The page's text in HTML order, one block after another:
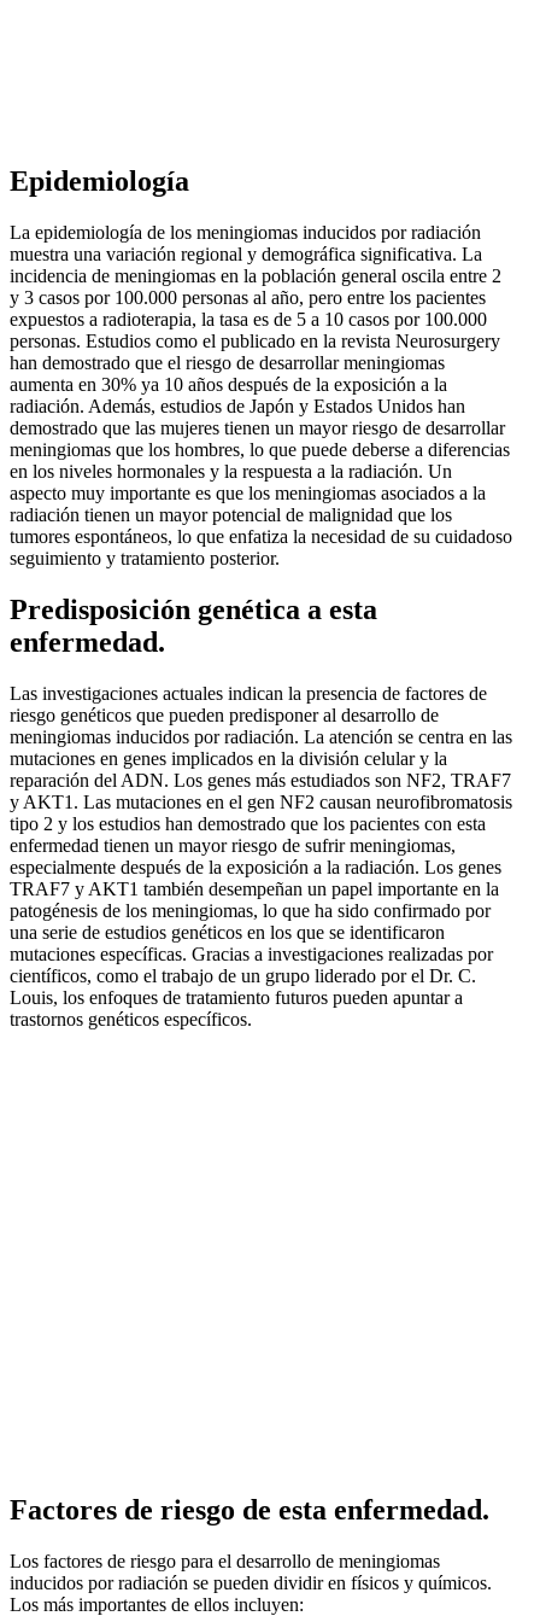
Epidemiología
La epidemiología de los meningiomas inducidos por radiación
muestra una variación regional y demográfica significativa. La
incidencia de meningiomas en la población general oscila entre 2
y 3 casos por 100.000 personas al año, pero entre los pacientes
expuestos a radioterapia, la tasa es de 5 a 10 casos por 100.000
personas. Estudios como el publicado en la revista Neurosurgery
han demostrado que el riesgo de desarrollar meningiomas
aumenta en 30% ya 10 años después de la exposición a la
radiación. Además, estudios de Japón y Estados Unidos han
demostrado que las mujeres tienen un mayor riesgo de desarrollar
meningiomas que los hombres, lo que puede deberse a diferencias
en los niveles hormonales y la respuesta a la radiación. Un
aspecto muy importante es que los meningiomas asociados a la
radiación tienen un mayor potencial de malignidad que los
tumores espontáneos, lo que enfatiza la necesidad de su cuidadoso
seguimiento y tratamiento posterior.
Predisposición genética a esta
enfermedad.
Las investigaciones actuales indican la presencia de factores de
riesgo genéticos que pueden predisponer al desarrollo de
meningiomas inducidos por radiación. La atención se centra en las
mutaciones en genes implicados en la división celular y la
reparación del ADN. Los genes más estudiados son NF2, TRAF7
y AKT1. Las mutaciones en el gen NF2 causan neurofibromatosis
tipo 2 y los estudios han demostrado que los pacientes con esta
enfermedad tienen un mayor riesgo de sufrir meningiomas,
especialmente después de la exposición a la radiación. Los genes
TRAF7 y AKT1 también desempeñan un papel importante en la
patogénesis de los meningiomas, lo que ha sido confirmado por
una serie de estudios genéticos en los que se identificaron
mutaciones específicas. Gracias a investigaciones realizadas por
científicos, como el trabajo de un grupo liderado por el Dr. C.
Louis, los enfoques de tratamiento futuros pueden apuntar a
trastornos genéticos específicos.
Factores de riesgo de esta enfermedad.
Los factores de riesgo para el desarrollo de meningiomas
inducidos por radiación se pueden dividir en físicos y químicos.
Los más importantes de ellos incluyen: